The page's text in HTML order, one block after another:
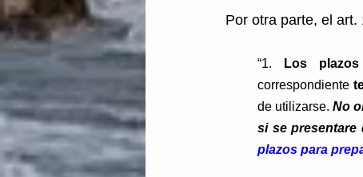
Por otra parte, el
“1. Los
correspondiente
de utilizarse. No
si se presentare
plazos para